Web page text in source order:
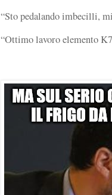
“Sto pedalando imbecilli,
“Ottimo lavoro elemento